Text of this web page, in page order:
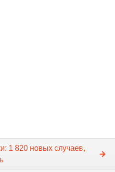
1 820 новых случаев,